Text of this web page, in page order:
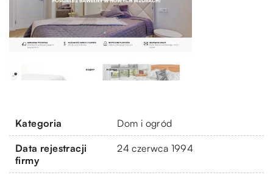
Kategoria Dom i ogród
Data rejestracji
firmy
24 czerwca 1994